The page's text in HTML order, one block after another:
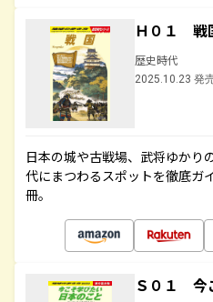
Ｈ０１ 戦
歴史時代
2025.10.23 発
日本の城や古戦場、武将ゆかり
代にまつわるスポットを徹底ガ
冊。
Ｓ０１ 今